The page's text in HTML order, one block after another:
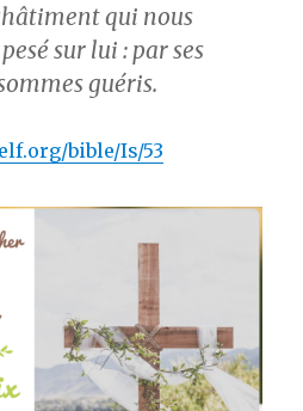
qui nous
sur lui : par ses
guéris.
bible/Is/53